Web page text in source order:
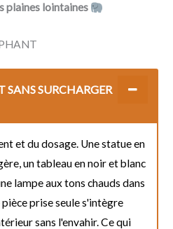
plaines lointaines
SANS SURCHARGER
et du dosage. Une statue en
un tableau en noir et blanc
lampe aux tons chauds dans
prise seule s'intègre
sans l'envahir. Ce qui